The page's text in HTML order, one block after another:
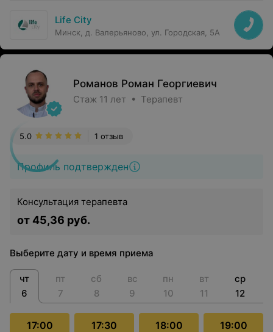
Life City
Минск, д. Валерьяново, ул. Городская, 5А
Романов Роман Георгиевич
Стаж 11 лет • Терапевт
Профиль подтвержден
1 отзыв
5.0
Консультация терапевта
от 45,36 руб.
Выберите дату и время приема
чт
6
пт
7
сб
8
вс
9
пн
10
вт
11
ср
12
17:00 17:30 18:00 19:00